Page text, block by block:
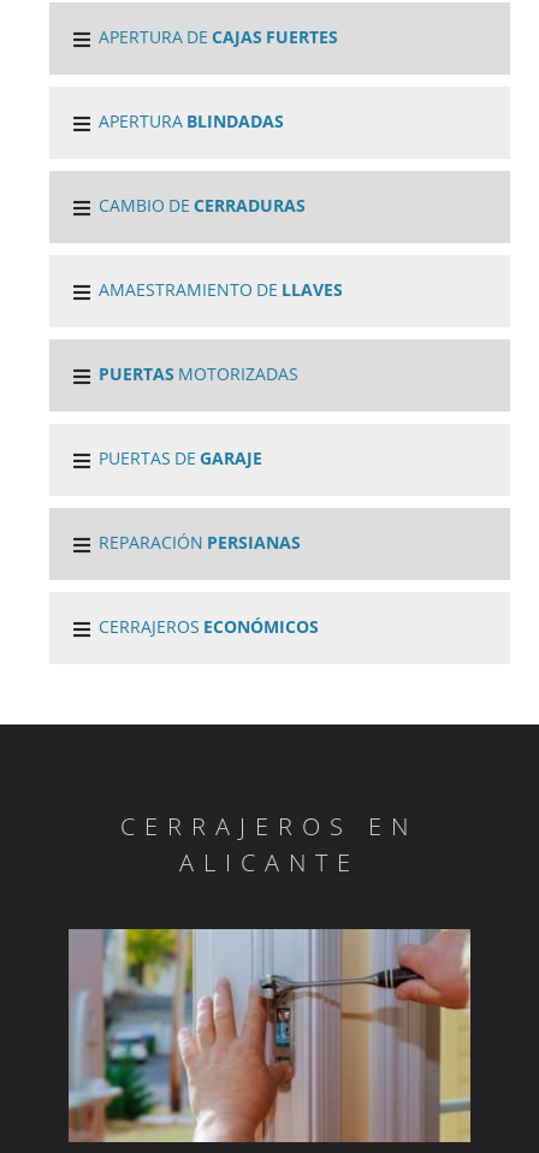
APERTURA DECAJAS FUERTES
APERTURA BLINDADAS
CAMBIO DECERRADURAS
AMAESTRAMIENTO DE LLAVES
PUERTAS MOTORIZADAS
PUERTAS DEGARAJE
REPARACIÓN PERSIANAS
CERRAJEROS ECONÓMICOS
CERRAJEROS EN
ALICANTE